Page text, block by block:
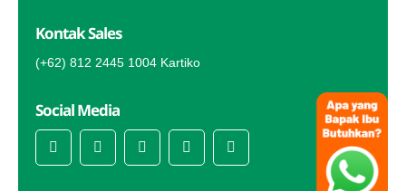
Kontak Sales
(+62) 812 2445 1004 Kartiko
Social Media